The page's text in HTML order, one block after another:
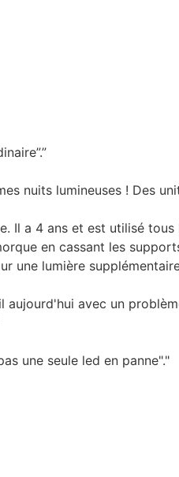
nuits lumineuses ! Des
Il a 4 ans et est utilisé
en cassant les
une lumière
avec un
une seule led en panne"."